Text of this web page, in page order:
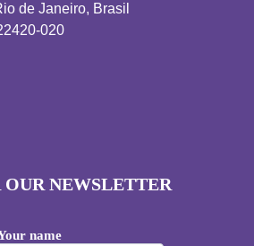
de Janeiro, Brasil
020
OUR NEWSLETTER
name